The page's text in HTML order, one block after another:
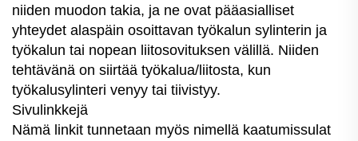
niiden muodon takia, ja ne ovat pääasialliset
yhteydet alaspäin osoittavan työkalun sylinterin ja
työkalun tai nopean liitosovituksen välillä. Niiden
tehtävänä on siirtää työkalua/liitosta, kun
työkalusylinteri venyy tai tiivistyy.
Sivulinkkejä
Nämä linkit tunnetaan myös nimellä kaatumissulat